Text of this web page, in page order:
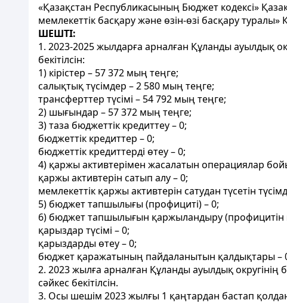
«Қазақстан Республикасының Бюджет кодексі»
мемлекеттік басқару және өзін-өзі басқару
ШЕШТІ:
1. 2023-2025 жылдарға арналған Құланды ауылдық
бекітілсін:
1) кірістер – 57 372 мың теңге;
салықтық түсімдер – 2 580 мың теңге;
трансферттер түсімі – 54 792 мың теңге;
2) шығындар – 57 372 мың теңге;
3) таза бюджеттік кредиттеу – 0;
бюджеттік кредиттер – 0;
бюджеттік кредиттерді өтеу – 0;
4) қаржы активтерімен жасалатын операциялар
қаржы активтерін сатып алу – 0;
мемлекеттік қаржы активтерін сатудан түсетін
5) бюджет тапшылығы (профициті) – 0;
6) бюджет тапшылығын қаржыландыру (профицитін
қарыздар түсімі – 0;
қарыздарды өтеу – 0;
бюджет қаражатының пайдаланытын қалдықтары –
2. 2023 жылға арналған Құланды ауылдық округінің
сәйкес бекітілсін.
3. Осы шешім 2023 жылғы 1 қаңтардан бастап